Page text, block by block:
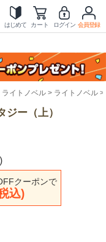
はじめて カート ログイン 会員登録
ライトノベル ライトノベル
ジー（上）
クーポンで
込)